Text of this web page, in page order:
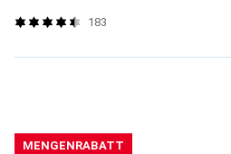
183
MENGENRABATT